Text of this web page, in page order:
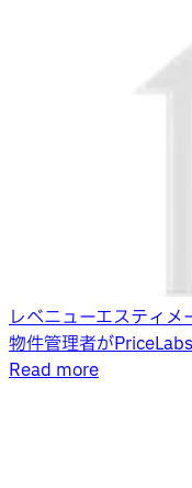
レベニューエスティメ
物件管理者が
Read more